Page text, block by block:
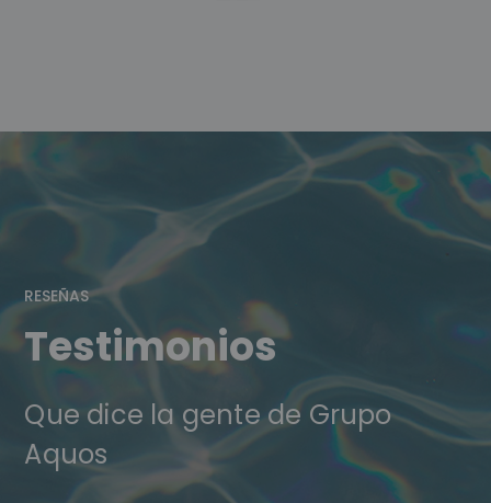
RESEÑAS
Testimonios
Que dice la gente de Grupo
Aquos